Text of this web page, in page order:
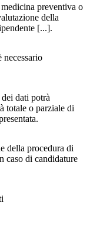
preventiva o
della
[...].
dati potrà
totale o parziale di
della procedura di
caso di candidature